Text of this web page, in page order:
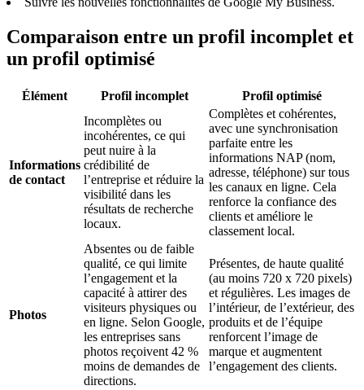
Comparaison entre un profil incomplet et
un profil optimisé
Élément Profil incomplet Profil optimisé
Informations
de contact
Incomplètes ou
incohérentes, ce qui
peut nuire à la
crédibilité de
l’entreprise et réduire la
visibilité dans les
résultats de recherche
locaux.
Complètes et cohérentes,
avec une synchronisation
parfaite entre les
informations NAP (nom,
adresse, téléphone) sur tous
les canaux en ligne. Cela
renforce la confiance des
clients et améliore le
classement local.
Photos
Absentes ou de faible
qualité, ce qui limite
l’engagement et la
capacité à attirer des
visiteurs physiques ou
en ligne. Selon Google,
les entreprises sans
photos reçoivent 42 %
moins de demandes de
directions.
Présentes, de haute qualité
(au moins 720 x 720 pixels)
et régulières. Les images de
l’intérieur, de l’extérieur, des
produits et de l’équipe
renforcent l’image de
marque et augmentent
l’engagement des clients.